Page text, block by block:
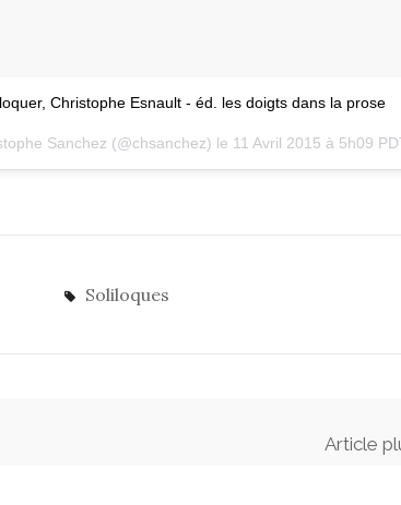
Christophe Esnault - éd. les doigts dans la prose
Sanchez (@chsanchez) le 11 Avril 2015 à 5h09
Soliloques
Article